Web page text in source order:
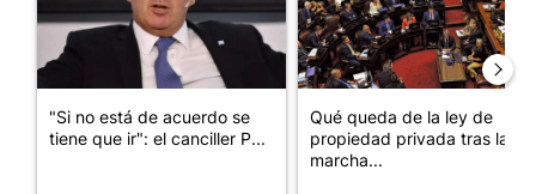
"Si no está de acuerdo se
tiene que ir": el canciller P...
Qué queda de la ley de
propiedad privada tras la
marcha...